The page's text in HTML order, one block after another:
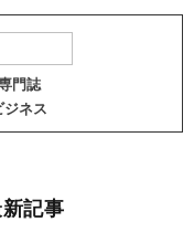
門誌
ジネス
記事